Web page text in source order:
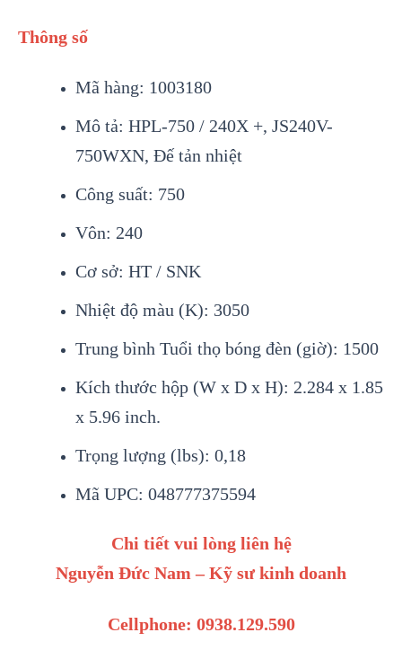
Thông số
Mã hàng: 1003180
Mô tả: HPL-750 / 240X +, JS240V-
750WXN, Đế tản nhiệt
Công suất: 750
Vôn: 240
Cơ sở: HT / SNK
Nhiệt độ màu (K): 3050
Trung bình Tuổi thọ bóng đèn (giờ): 1500
Kích thước hộp (W x D x H): 2.284 x 1.85
x 5.96 inch.
Trọng lượng (lbs): 0,18
Mã UPC: 048777375594
Chi tiết vui lòng liên hệ
Nguyễn Đức Nam – Kỹ sư kinh doanh
Cellphone: 0938.129.590